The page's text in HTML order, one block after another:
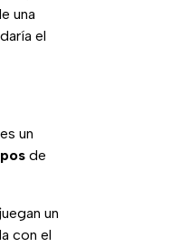
una
el
un
de
un
con el